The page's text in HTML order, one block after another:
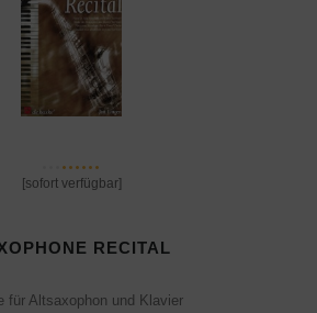
[sofort verfügbar]
RECITAL
für Altsaxophon und Klavier